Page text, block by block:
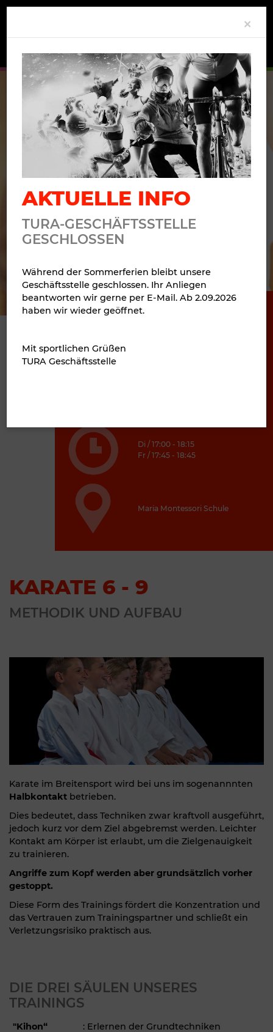
BEWEGUNGMIT
RESPEKT
Di / 17:00 - 18:15
Fr / 17:45 - 18:45
Maria Montessori Schule
KARATE 6 - 9
METHODIK UND AUFBAU
Karate im Breitensport wird bei uns im sogenannnten
Halbkontakt betrieben.
Dies bedeutet, dass Techniken zwar kraftvoll ausgeführt,
jedoch kurz vor dem Ziel abgebremst werden. Leichter
Kontakt am Körper ist erlaubt, um die Zielgenauigkeit
zu trainieren.
Angriffe zum Kopf werden aber grundsätzlich vorher
gestoppt.
Diese Form des Trainings fördert die Konzentration und
das Vertrauen zum Trainingspartner und schließt ein
Verletzungsrisiko praktisch aus.
DIE DREI SÄULEN UNSERES
TRAININGS
"Kihon“
: Erlernen der Grundtechniken
×
AKTUELLE INFO
TURA-GESCHÄFTSSTELLE
GESCHLOSSEN
Während der Sommerferien bleibt unsere
Geschäftsstelle geschlossen. Ihr Anliegen
beantworten wir gerne per E-Mail. Ab 2.09.2026
haben wir wieder geöffnet.
Mit sportlichen Grüßen
TURA Geschäftsstelle